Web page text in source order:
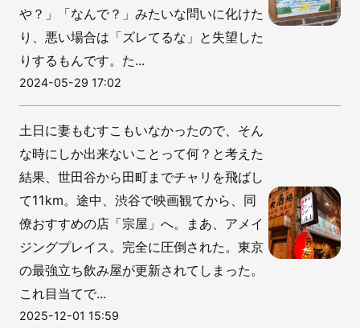
や？」「なんで？」みたいな問いに化けた
り、悪い場合は「ズレてるな」と失望した
りするもんです。た...
2024-05-29 17:02
土日に妻もむすこもいなかったので、そん
な時にしか出来ないことって何？と考えた
結果、世田谷から田町までチャリを飛ばし
て11km。途中、渋谷で映画観てから、同
僚おすすめの店「宗屋」へ。まあ、アメイ
ジングプレイス。完全に圧倒された。東京
の最強立ち飲み屋が更新されてしまった。
これ目当てで...
2025-12-01 15:59